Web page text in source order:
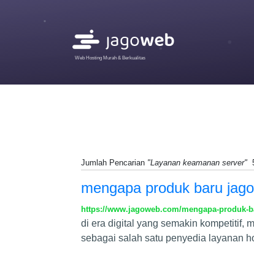
Web Hosting Murah & Berkualitas
Jumlah Pencarian "Layanan keamanan server"
mengapa produk baru
https://www.jagoweb.com/mengapa-
di era digital yang semakin kompetitif,
sebagai salah satu penyedia layanan